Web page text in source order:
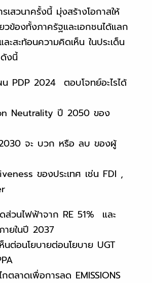
สวนาครั้งนี้ มุ่งสร้างโอกาสให้
วข้องทั้งภาครัฐและเอกชนได้แลก
ะสะท้อนความคิดเห็น ในประเด็น
งนี้
PDP 2024 ตอบโจทย์อะไรได้
Neutrality ปี 2050 ของ
จะ บวก หรือ ลบ ของผู้
ของประเทศ เช่น FDI ,
ส่วนไฟฟ้าจาก RE 51% และ
ยในปี 2037
นต่อนโยบายต่อนโยบาย UGT
ตลาดเพื่อการลด EMISSIONS